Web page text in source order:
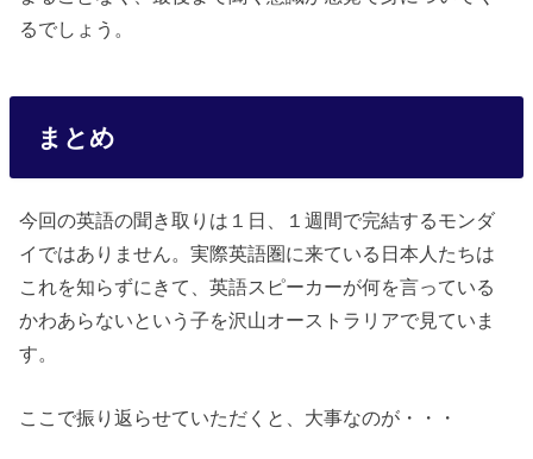
るでしょう。
まとめ
今回の英語の聞き取りは１日、１週間で完結するモンダ
イではありません。実際英語圏に来ている日本人たちは
これを知らずにきて、英語スピーカーが何を言っている
かわあらないという子を沢山オーストラリアで見ていま
す。
ここで振り返らせていただくと、大事なのが・・・